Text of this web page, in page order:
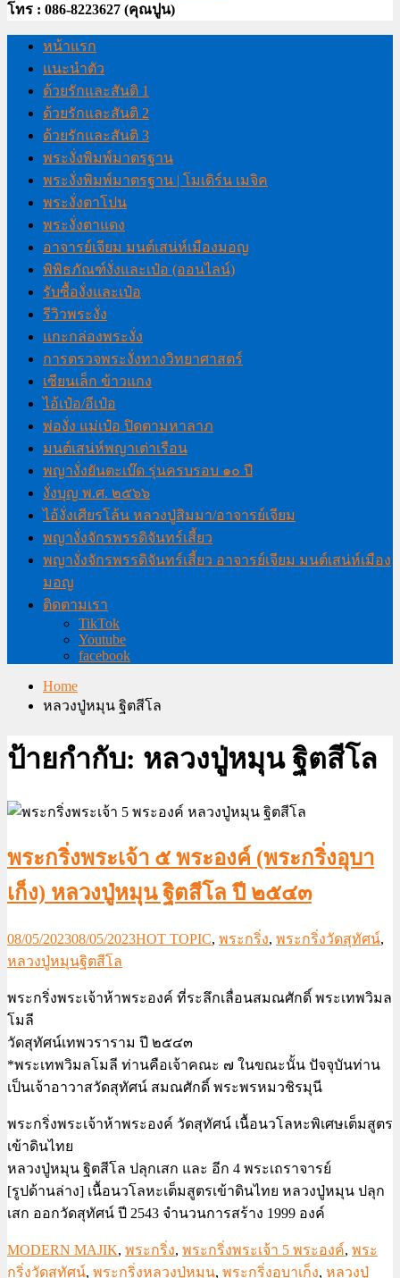
โทร : 086-8223627 (คุณปูน)
หน้าแรก
แนะนำตัว
ด้วยรักและสันติ 1
ด้วยรักและสันติ 2
ด้วยรักและสันติ 3
พระงั่งพิมพ์มาตรฐาน
พระงั่งพิมพ์มาตรฐาน | โมเดิร์น เมจิค
พระงั่งตาโปน
พระงั่งตาแดง
อาจารย์เจียม มนต์เสน่ห์เมืองมอญ
พิพิธภัณฑ์งั่งและเป๋อ (ออนไลน์)
รับซื้องั่งและเป๋อ
รีวิวพระงั่ง
แกะกล่องพระงั่ง
การตรวจพระงั่งทางวิทยาศาสตร์
เซียนเล็ก ข้าวแกง
ไอ้เป๋อ/อีเป๋อ
พ่องั่ง แม่เป๋อ ปิดตามหาลาภ
มนต์เสน่ห์พญาเต่าเรือน
พญางั่งยันตะเบ๊ด รุ่นครบรอบ ๑๐ ปี
งั่งบุญ พ.ศ. ๒๕๖๖
ไอ้งั่งเศียรโล้น หลวงปู่สิมมา/อาจารย์เจียม
พญางั่งจักรพรรดิจันทร์เสี้ยว
พญางั่งจักรพรรดิจันทร์เสี้ยว อาจารย์เจียม มนต์เสน่ห์เมือง
มอญ
ติดตามเรา
TikTok
Youtube
facebook
Home
หลวงปู่หมุน ฐิตสีโล
ป้ายกำกับ: หลวงปู่หมุน ฐิตสีโล
พระกริ่งพระเจ้า ๕ พระองค์ (พระกริ่งอุบา
เก็ง) หลวงปู่หมุน ฐิตสีโล ปี ๒๕๔๓
08/05/202308/05/2023HOT TOPIC, พระกริ่ง, พระกริ่งวัดสุทัศน์,
หลวงปู่หมุนฐิตสีโล
พระกริ่งพระเจ้าห้าพระองค์ ที่ระลึกเลื่อนสมณศักดิ์ พระเทพวิมล
โมลี
วัดสุทัศน์เทพวราราม ปี ๒๕๔๓
*พระเทพวิมลโมลี ท่านคือเจ้าคณะ ๗ ในขณะนั้น ปัจจุบันท่าน
เป็นเจ้าอาวาสวัดสุทัศน์ สมณศักดิ์ พระพรหมวชิรมุนี
พระกริ่งพระเจ้าห้าพระองค์ วัดสุทัศน์ เนื้อนวโลหะพิเศษเต็มสูตร
เข้าดินไทย
หลวงปู่หมุน ฐิตสีโล ปลุกเสก และ อีก 4 พระเถราจารย์
[รูปด้านล่าง] เนื้อนวโลหะเต็มสูตรเข้าดินไทย หลวงปู่หมุน ปลุก
เสก ออกวัดสุทัศน์ ปี 2543 จำนวนการสร้าง 1999 องค์
MODERN MAJIK, พระกริ่ง, พระกริ่งพระเจ้า 5 พระองค์, พระ
กริ่งวัดสุทัศน์, พระกริ่งหลวงปู่หมุน, พระกริ่งอุบาเก็ง, หลวงปู่